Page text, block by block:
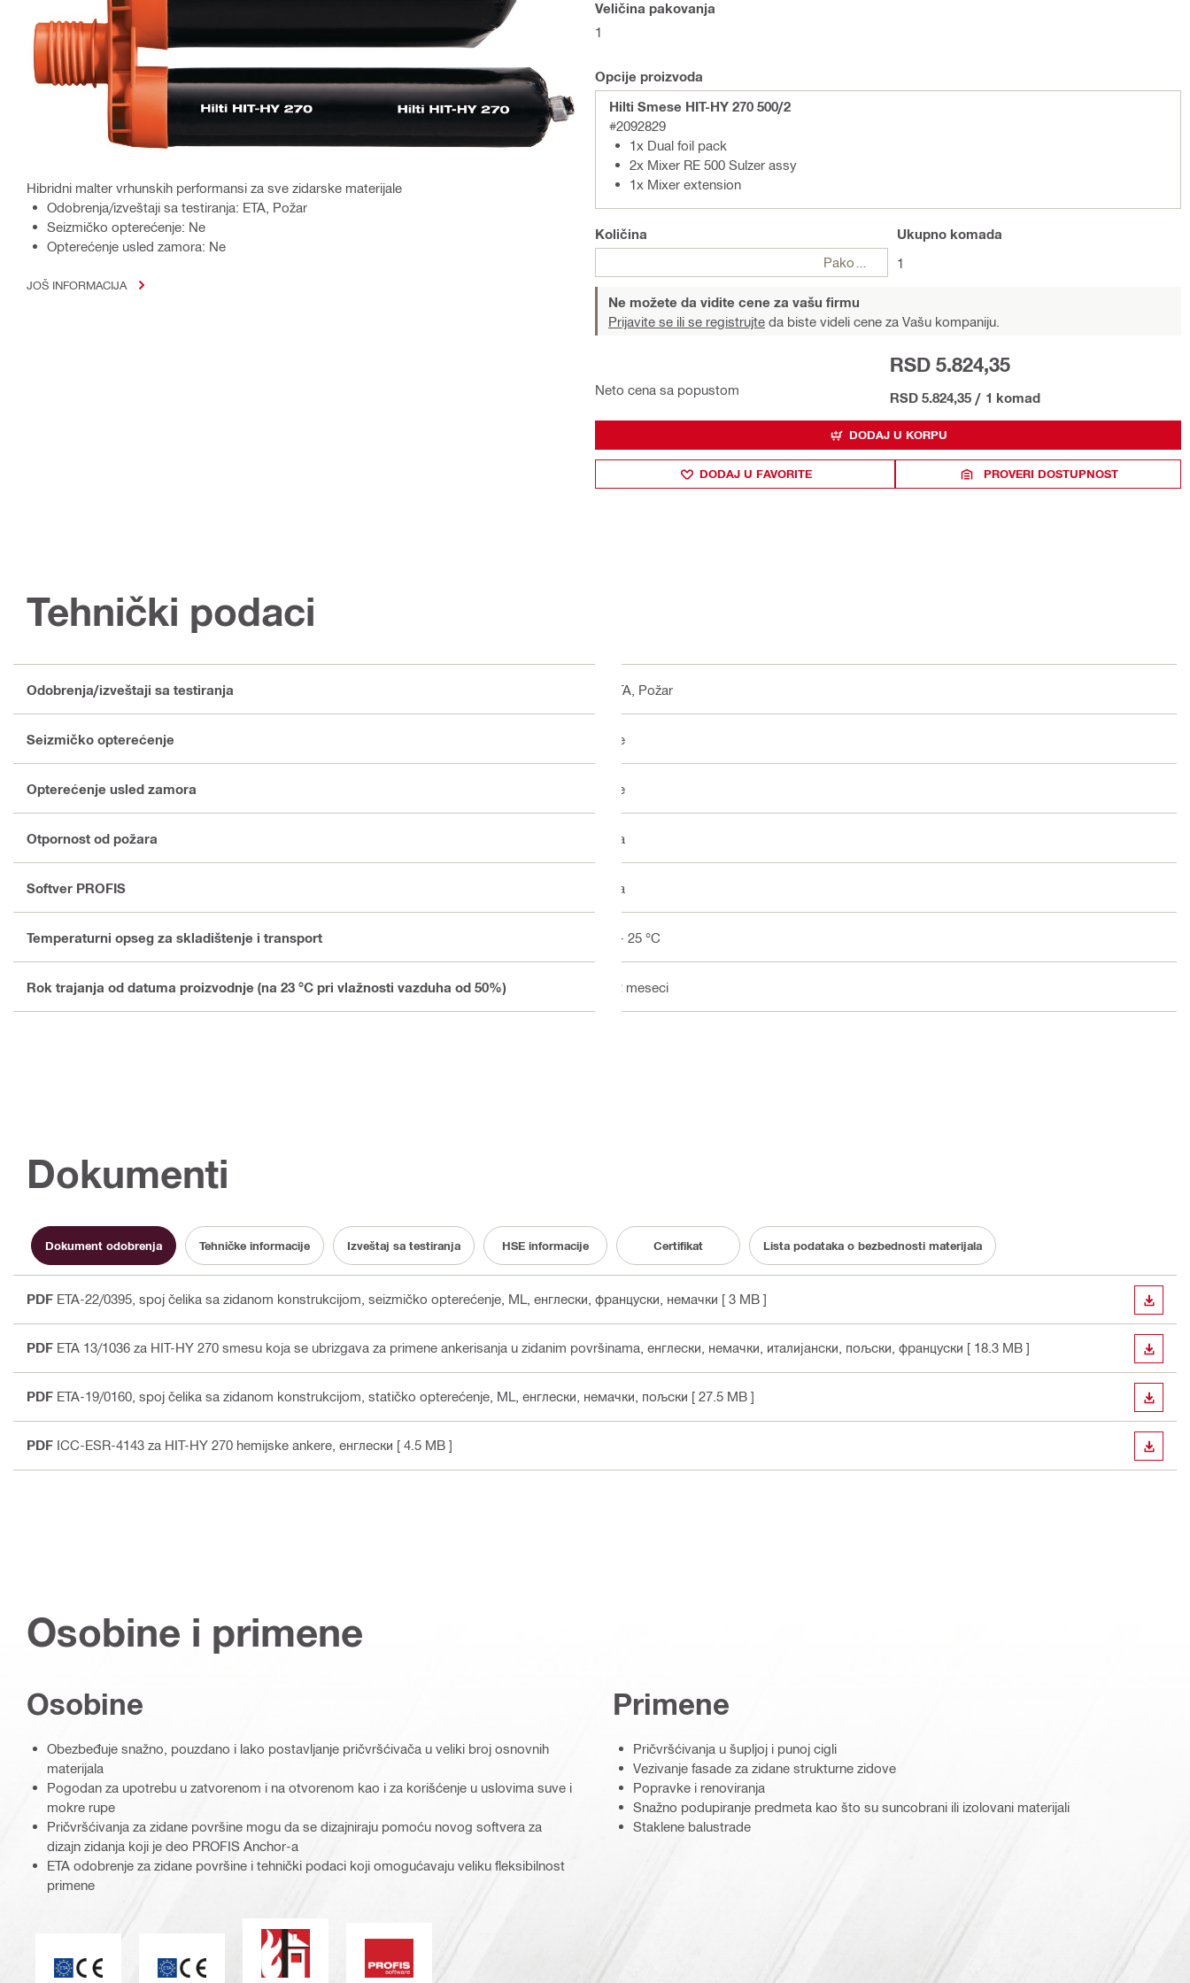
Hibridni malter vrhunskih performansi za sve zidarske materijale
Odobrenja/izveštaji sa testiranja: ETA, Požar
Seizmičko opterećenje: Ne
Opterećenje usled zamora: Ne
JOŠ INFORMACIJA
Veličina pakovanja
1
Opcije proizvoda
Hilti Smese HIT-HY 270 500/2
#2092829
1x Dual foil pack
2x Mixer RE 500 Sulzer assy
1x Mixer extension
Količina
Ukupno komada
1
Ne možete da vidite cene za vašu firmu
Prijavite se ili se registrujte da biste videli cene za Vašu kompaniju.
Neto cena sa popustom
RSD 5.824,35
RSD 5.824,35 / 1 komad
DODAJ U KORPU
DODAJ U FAVORITE PROVERI DOSTUPNOST
Tehnički podaci
Odobrenja/izveštaji sa testiranja ETA, Požar
Seizmičko opterećenje Ne
Opterećenje usled zamora Ne
Otpornost od požara Da
Softver PROFIS Da
Temperaturni opseg za skladištenje i transport 5 - 25 °C
Rok trajanja od datuma proizvodnje (na 23 °C pri vlažnosti vazduha od 50%) 12 meseci
Dokumenti
Dokument odobrenja Tehničke informacije Izveštaj sa testiranja HSE informacije Certifikat Lista podataka o bezbednosti materijala
PDF ETA-22/0395, spoj čelika sa zidanom konstrukcijom, seizmičko opterećenje, ML , енглески, француски, немачки [ 3 MB ]
PDF ETA 13/1036 za HIT-HY 270 smesu koja se ubrizgava za primene ankerisanja u zidanim površinama , енглески, немачки, италијански, пољски, француски [ 18.3 MB ]
PDF ETA-19/0160, spoj čelika sa zidanom konstrukcijom, statičko opterećenje, ML , енглески, немачки, пољски [ 27.5 MB ]
PDF ICC-ESR-4143 za HIT-HY 270 hemijske ankere , енглески [ 4.5 MB ]
Osobine i primene
Osobine
Obezbeđuje snažno, pouzdano i lako postavljanje pričvršćivača u veliki broj osnovnih
materijala
Pogodan za upotrebu u zatvorenom i na otvorenom kao i za korišćenje u uslovima suve i
mokre rupe
Pričvršćivanja za zidane površine mogu da se dizajniraju pomoću novog softvera za
dizajn zidanja koji je deo PROFIS Anchor-a
ETA odobrenje za zidane površine i tehnički podaci koji omogućavaju veliku fleksibilnost
primene
Otpornost od požaraSoftver PROFIS
Primene
Pričvršćivanja u šupljoj i punoj cigli
Vezivanje fasade za zidane strukturne zidove
Popravke i renoviranja
Snažno podupiranje predmeta kao što su suncobrani ili izolovani materijali
Staklene balustrade